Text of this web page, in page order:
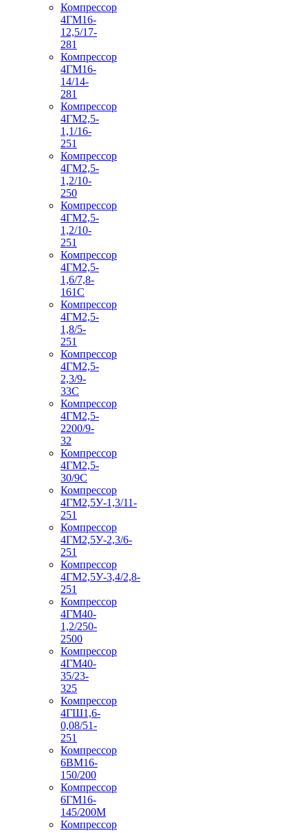
Компрессор
4ГМ16-
12,5/17-
281
Компрессор
4ГМ16-
14/14-
281
Компрессор
4ГМ2,5-
1,1/16-
251
Компрессор
4ГМ2,5-
1,2/10-
250
Компрессор
4ГМ2,5-
1,2/10-
251
Компрессор
4ГМ2,5-
1,6/7,8-
161С
Компрессор
4ГМ2,5-
1,8/5-
251
Компрессор
4ГМ2,5-
2,3/9-
33С
Компрессор
4ГМ2,5-
2200/9-
32
Компрессор
4ГМ2,5-
30/9С
Компрессор
4ГМ2,5У-1,3/11-
251
Компрессор
4ГМ2,5У-2,3/6-
251
Компрессор
4ГМ2,5У-3,4/2,8-
251
Компрессор
4ГМ40-
1,2/250-
2500
Компрессор
4ГМ40-
35/23-
325
Компрессор
4ГШ1,6-
0,08/51-
251
Компрессор
6ВМ16-
150/200
Компрессор
6ГМ16-
145/200М
Компрессор